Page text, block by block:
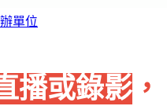
單位
播或錄影 ，